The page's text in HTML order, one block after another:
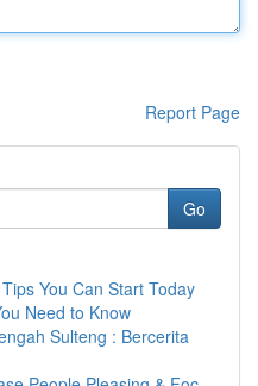
Report Page
Go
You Can Start Today
Need to Know
Sulteng : Bercerita